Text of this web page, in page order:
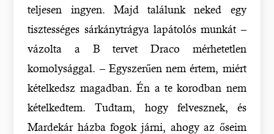
teljesen ingyen. Majd találunk neked egy
tisztességes sárkánytrágya lapátolós munkát –
vázolta a B tervet Draco mérhetetlen
komolysággal. – Egyszerűen nem értem, miért
kételkedsz magadban. Én a te korodban nem
kételkedtem. Tudtam, hogy felvesznek, és
Mardekár házba fogok járni, ahogy az őseim